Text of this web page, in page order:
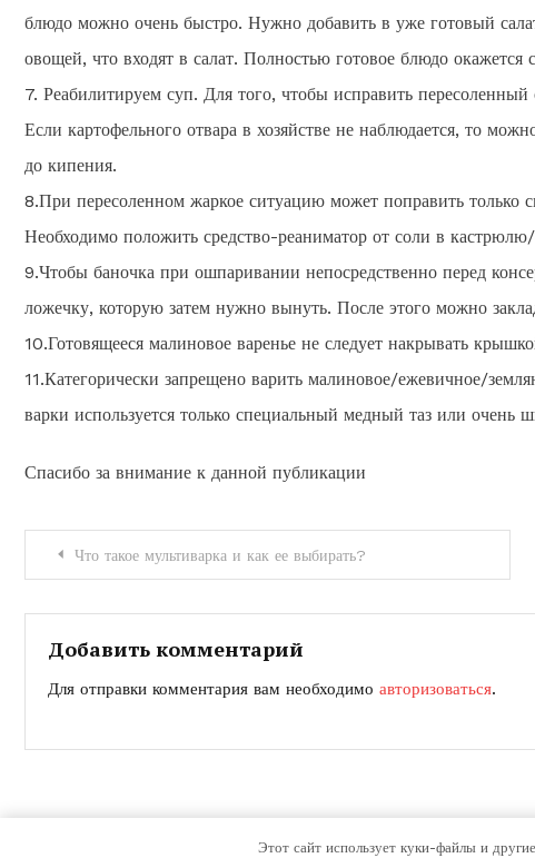
блюдо можно очень быстро. Нужно добавить в уже готовый
овощей, что входят в салат. Полностью готовое блюдо окажется
7. Реабилитируем суп. Для того, чтобы исправить
Если картофельного отвара в хозяйстве не наблюдается, то
до кипения.
8.При пересоленном жаркое ситуацию может поправить только
Необходимо положить средство-реаниматор от соли в
9.Чтобы баночка при ошпаривании непосредственно перед
ложечку, которую затем нужно вынуть. После этого можно
10.Готовящееся малиновое варенье не следует накрывать
11.Категорически запрещено варить малиновое/ежевичное/
варки используется только специальный медный таз или очень
Спасибо за внимание к данной публикации
Навигация
по
записям
Что такое мультиварка и как ее выбирать?
Добавить комментарий
Для отправки комментария вам необходимо авторизоваться.
Тема: Color Magazine отMystery Themes.
Этот сайт использует куки-файлы и